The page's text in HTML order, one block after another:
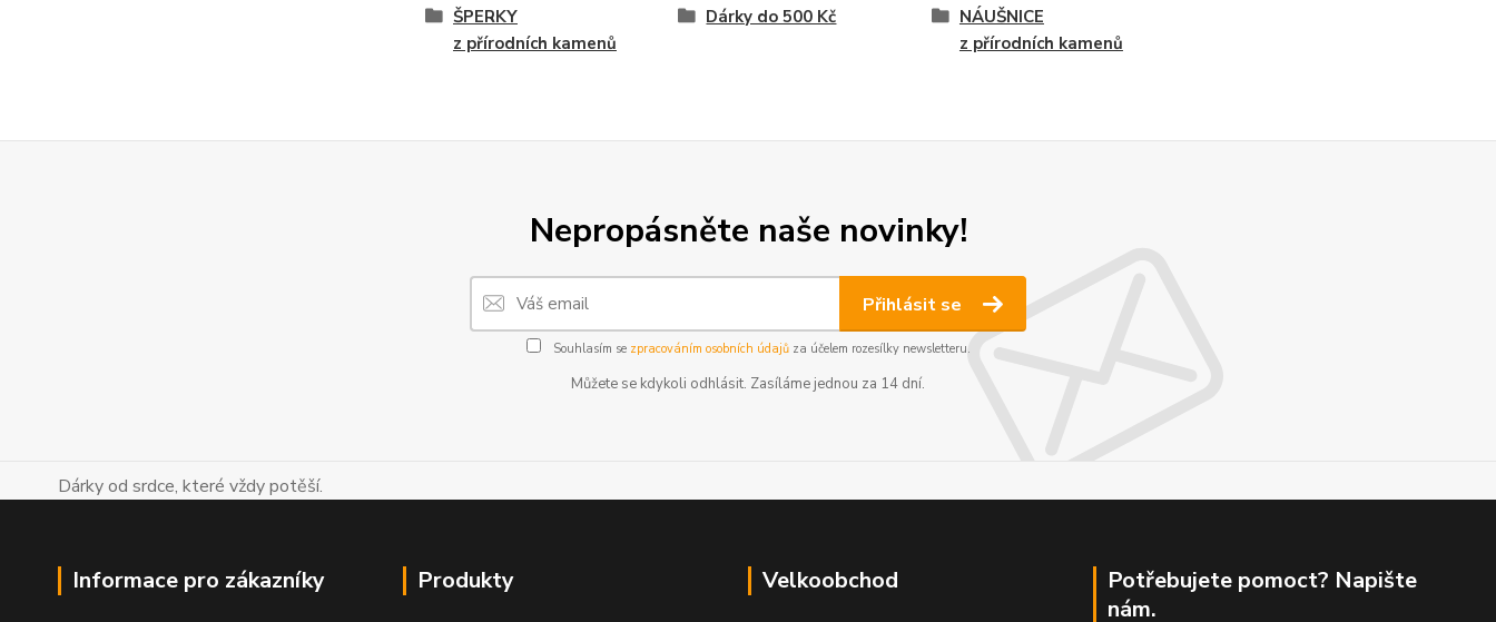
ŠPERKY
z přírodních kamenů
Dárky do 500 Kč
NÁUŠNICE
z přírodních kamenů
Nepropásněte naše novinky!
Přihlásit se
Souhlasím se zpracováním osobních údajůza účelem rozesílky newsletteru.
Můžete se kdykoli odhlásit. Zasíláme jednou za 14 dní.
Dárky od srdce, které vždy potěší.
Informace pro zákazníky Produkty Velkoobchod
Potřebujete pomoct? Napište
nám.